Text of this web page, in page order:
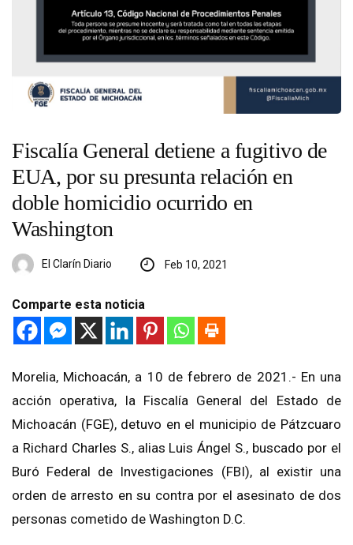
Fiscalía General detiene a fugitivo de
EUA, por su presunta relación en
doble homicidio ocurrido en
Washington
El Clarín Diario Feb 10, 2021
Comparte esta noticia
Morelia, Michoacán, a 10 de febrero de 2021.- En una
acción operativa, la Fiscalía General del Estado de
Michoacán (FGE), detuvo en el municipio de Pátzcuaro
a Richard Charles S., alias Luis Ángel S., buscado por el
Buró Federal de Investigaciones (FBI), al existir una
orden de arresto en su contra por el asesinato de dos
personas cometido de Washington D.C.